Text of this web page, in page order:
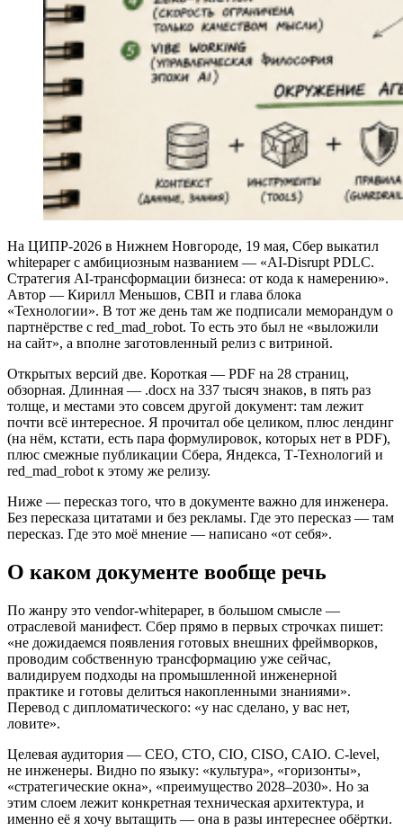
На ЦИПР-2026 в Нижнем Новгороде, 19 мая, Сбер выкатил
whitepaper с амбициозным названием — «AI-Disrupt PDLC.
Стратегия AI-трансформации бизнеса: от кода к намерению».
Автор — Кирилл Меньшов, СВП и глава блока
«Технологии». В тот же день там же подписали меморандум о
партнёрстве с red_mad_robot. То есть это был не «выложили
на сайт», а вполне заготовленный релиз с витриной.
Открытых версий две. Короткая — PDF на 28 страниц,
обзорная. Длинная — .docx на 337 тысяч знаков, в пять раз
толще, и местами это совсем другой документ: там лежит
почти всё интересное. Я прочитал обе целиком, плюс лендинг
(на нём, кстати, есть пара формулировок, которых нет в PDF),
плюс смежные публикации Сбера, Яндекса, Т-Технологий и
red_mad_robot к этому же релизу.
Ниже — пересказ того, что в документе важно для инженера.
Без пересказа цитатами и без рекламы. Где это пересказ — там
пересказ. Где это моё мнение — написано «от себя».
О каком документе вообще речь
По жанру это vendor-whitepaper, в большом смысле —
отраслевой манифест. Сбер прямо в первых строчках пишет:
«не дожидаемся появления готовых внешних фреймворков,
проводим собственную трансформацию уже сейчас,
валидируем подходы на промышленной инженерной
практике и готовы делиться накопленными знаниями».
Перевод с дипломатического: «у нас сделано, у вас нет,
ловите».
Целевая аудитория — CEO, CTO, CIO, CISO, CAIO. C-level,
не инженеры. Видно по языку: «культура», «горизонты»,
«стратегические окна», «преимущество 2028–2030». Но за
этим слоем лежит конкретная техническая архитектура, и
именно её я хочу вытащить — она в разы интереснее обёртки.